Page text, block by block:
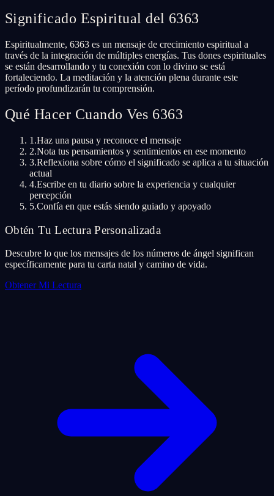
Significado Espiritual del 6363
Espiritualmente, 6363 es un mensaje de crecimiento espiritual a
través de la integración de múltiples energías. Tus dones espirituales
se están desarrollando y tu conexión con lo divino se está
fortaleciendo. La meditación y la atención plena durante este
período profundizarán tu comprensión.
Qué Hacer Cuando Ves 6363
1.Haz una pausa y reconoce el mensaje
2.Nota tus pensamientos y sentimientos en ese momento
3.Reflexiona sobre cómo el significado se aplica a tu situación
actual
4.Escribe en tu diario sobre la experiencia y cualquier
percepción
5.Confía en que estás siendo guiado y apoyado
Obtén Tu Lectura Personalizada
Descubre lo que los mensajes de los números de ángel significan
específicamente para tu carta natal y camino de vida.
Obtener Mi Lectura